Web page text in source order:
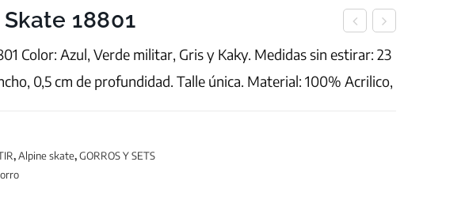
18801
Color: Azul, Verde militar, Gris y Kaky. Medidas sin estirar: 23
0,5 cm de profundidad. Talle única. Material: 100% Acrilico,
,Alpine skate,GORROS Y SETS